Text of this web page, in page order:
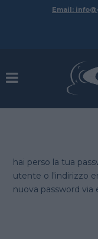
Email:
hai perso la tua
utente o l'indirizzo
nuova password via